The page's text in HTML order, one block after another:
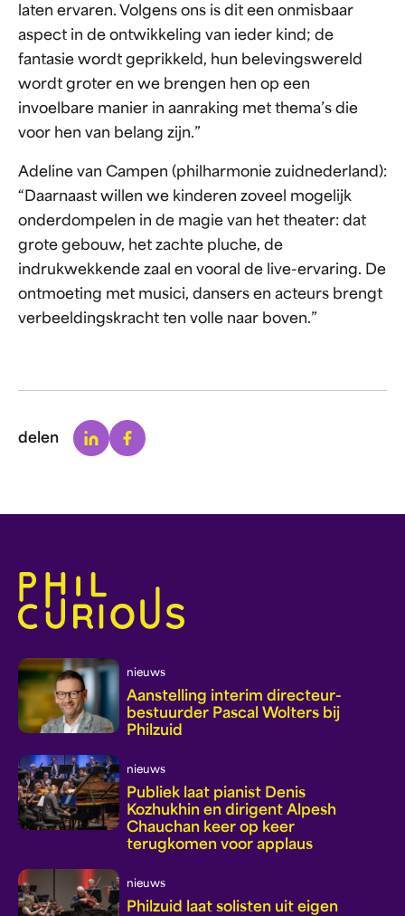
laten ervaren. Volgens ons is dit een onmisbaar
aspect in de ontwikkeling van ieder kind; de
fantasie wordt geprikkeld, hun belevingswereld
wordt groter en we brengen hen op een
invoelbare manier in aanraking met thema’s die
voor hen van belang zijn.”
Adeline van Campen (philharmonie zuidnederland):
“Daarnaast willen we kinderen zoveel mogelijk
onderdompelen in de magie van het theater: dat
grote gebouw, het zachte pluche, de
indrukwekkende zaal en vooral de live-ervaring. De
ontmoeting met musici, dansers en acteurs brengt
verbeeldingskracht ten volle naar boven.”
delen LinkedinFacebook
nieuws
Aanstelling interim directeur-
bestuurder Pascal Wolters bij
Philzuid
nieuws
Publiek laat pianist Denis
Kozhukhin en dirigent Alpesh
Chauchan keer op keer
terugkomen voor applaus
nieuws
Philzuid laat solisten uit eigen